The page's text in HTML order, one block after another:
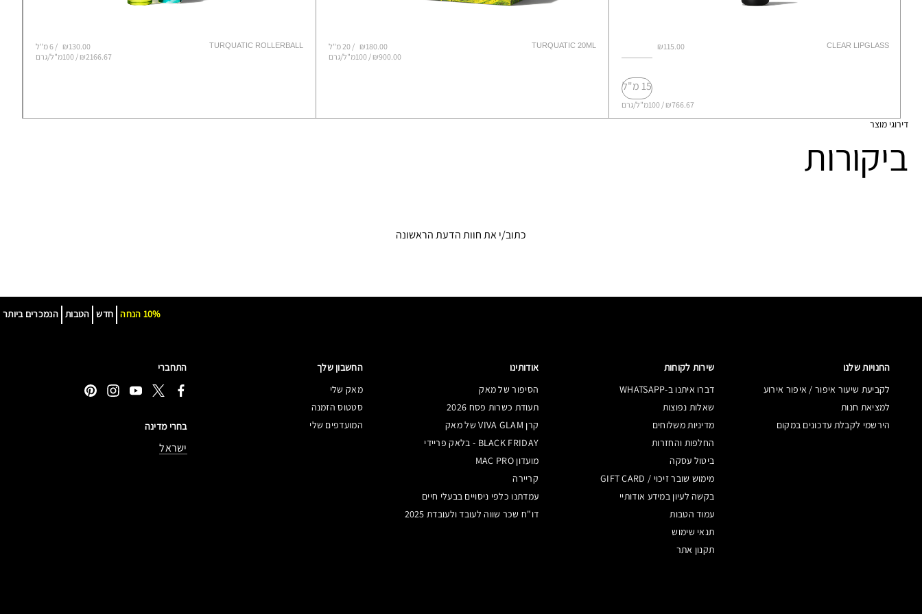
TURQUATIC ROLLERBALL
₪130.00
6 מ"ל
₪2166.67 / 100מ"ל/גרם
TURQUATIC 20ML
₪180.00
20 מ"ל
₪900.00 / 100מ"ל/גרם
CLEAR LIPGLASS
₪115.00
15 מ"ל
₪766.67 / 100מ"ל/גרם
דירוגי מוצר
ביקורות
כתוב/י את חוות הדעת הראשונה
הנמכרים ביותר הטבות חדש 10% הנחה
החנויות שלנו
לקביעת שיעור איפור / איפור אירוע
למציאת חנות
הירשמי לקבלת עדכונים במקום
שירות לקוחות
דברו איתנו ב-WHATSAPP
שאלות נפוצות
מדיניות משלוחים
החלפות והחזרות
ביטול עסקה
מימוש שובר זיכוי / GIFT CARD
בקשה לעיון במידע אודותיי
עמוד הטבות
תנאי שימוש
תקנון אתר
אודותינו
הסיפור של מאק
תעודת כשרות פסח 2026
קרן VIVA GLAM של מאק
BLACK FRIDAY - בלאק פריידי
מועדון MAC PRO
קריירה
עמדתנו כלפי ניסויים בבעלי חיים
דו"ח שכר שווה לעובד ולעובדת 2025
החשבון שלך
מאק שלי
סטטוס הזמנה
המועדפים שלי
התחברי
בחרי מדינה
ישראל